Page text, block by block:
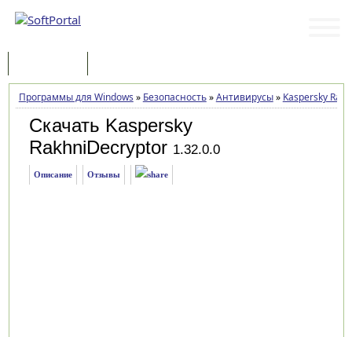
Программы для Windows » Безопасность»Антивирусы» Kaspersky
Скачать Kaspersky
RakhniDecryptor 1.32.0.0
Описание Отзывы